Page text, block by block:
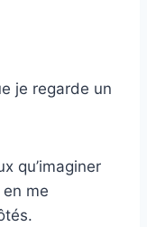
je regarde un
qu’imaginer
me